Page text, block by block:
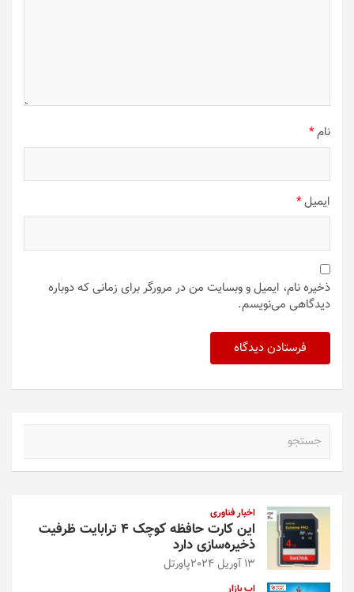
نام*
ایمیل*
ذخیره نام، ایمیل و وبسایت من در مرورگر برای زمانی که دوباره
دیدگاهی می‌نویسم.
اخبار فناوری
این کارت حافظه کوچک ۴ ترابایت ظرفیت
ذخیره‌سازی دارد
13 آوریل 2024 پاورتل
اپ بازار